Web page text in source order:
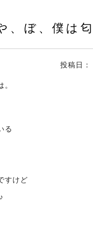
、ぼ、僕は
投稿日：
る
すけど